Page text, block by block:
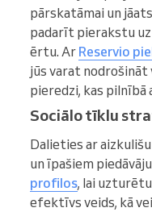
pārskatāmai un
padarīt pierakstu
ērtu. Ar Reservio
jūs varat nodrošināt
pieredzi, kas
Sociālo tīklu
Dalieties ar
un īpašiem
profilos, lai
efektīvs veids, kā